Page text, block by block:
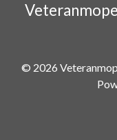
© 2026